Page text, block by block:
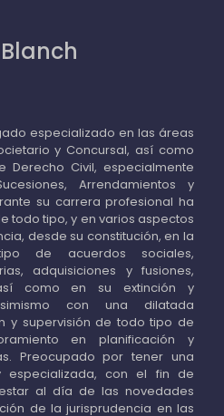
especializado en las áreas
y Concursal, así como
Civil, especialmente
Arrendamientos y
su carrera profesional ha
todo tipo, y en varios aspectos
desde su constitución, en la
de acuerdos sociales,
adquisiciones y fusiones,
como en su extinción y
con una dilatada
y supervisión de todo tipo de
en planificación y
Preocupado por tener una
especializada, con el fin de
al día de las novedades
de la jurisprudencia en las